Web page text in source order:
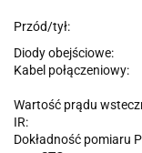
Przód/tył:
Diody obejściowe:
Kabel połączeniowy:
Wartość prądu
IR:
Dokładność pomiaru